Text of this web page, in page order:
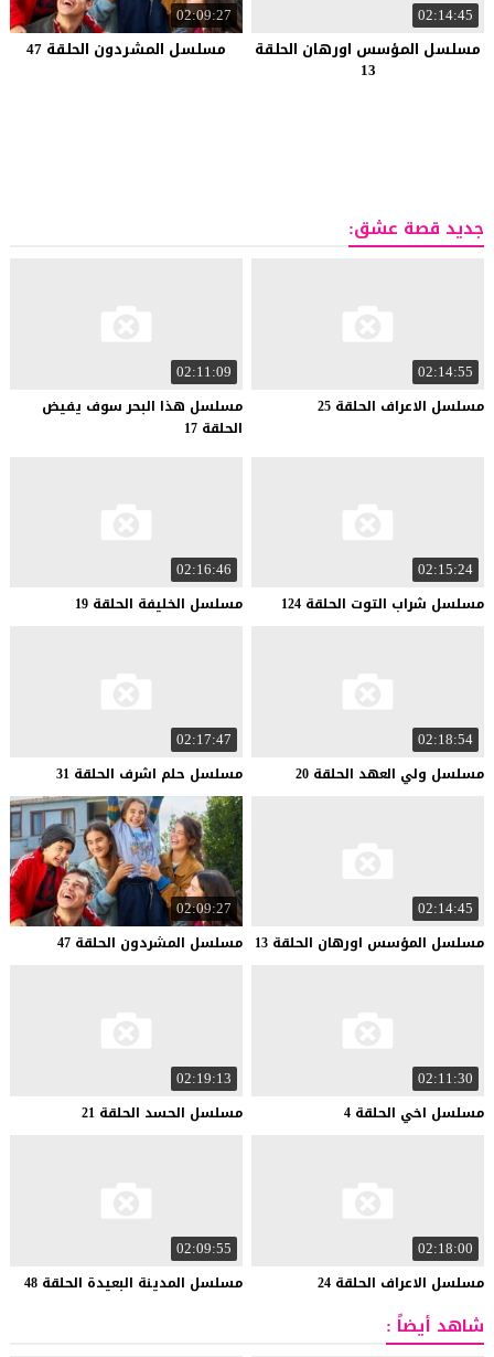
02:14:45
مسلسل المؤسس اورهان الحلقة
13
02:09:27
مسلسل المشردون الحلقة 47
جديد قصة عشق:
02:14:55
مسلسل الاعراف الحلقة 25
02:11:09
مسلسل هذا البحر سوف يفيض
الحلقة 17
02:15:24
مسلسل شراب التوت الحلقة 124
02:16:46
مسلسل الخليفة الحلقة 19
02:18:54
مسلسل ولي العهد الحلقة 20
02:17:47
مسلسل حلم اشرف الحلقة 31
02:14:45
مسلسل المؤسس اورهان الحلقة 13
02:09:27
مسلسل المشردون الحلقة 47
02:11:30
مسلسل اخي الحلقة 4
02:19:13
مسلسل الحسد الحلقة 21
02:18:00
مسلسل الاعراف الحلقة 24
02:09:55
مسلسل المدينة البعيدة الحلقة 48
شاهد أيضاً :